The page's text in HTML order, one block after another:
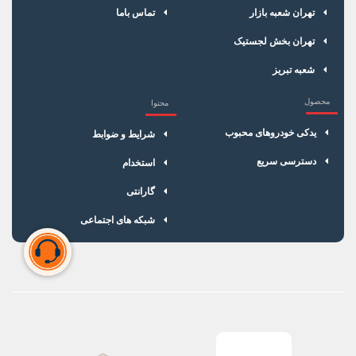
نوع واشر واشردار
ترمینال
کارکرد
بسته بندی جعبه 4تایی
شمع موتور
تهران شعبه بازار
تهران بخش لجستیک
شعبه تبریز
تماس باما
محصول
یدکی خودروهای محبوب
دسترسی سریع
محتوا
شرایط و ضوابط
استخدام
گارانتی
شبکه های اجتماعی